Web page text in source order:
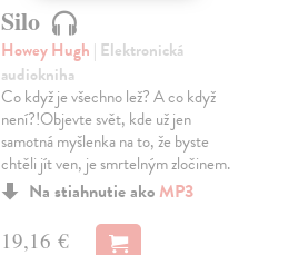
Silo
Howey Hugh | Elektronická
audiokniha
Co když je všechno lež? A co když
není?!Objevte svět, kde už jen
samotná myšlenka na to, že byste
chtěli jít ven, je smrtelným zločinem.
Na stiahnutie ako MP3
19,16 €